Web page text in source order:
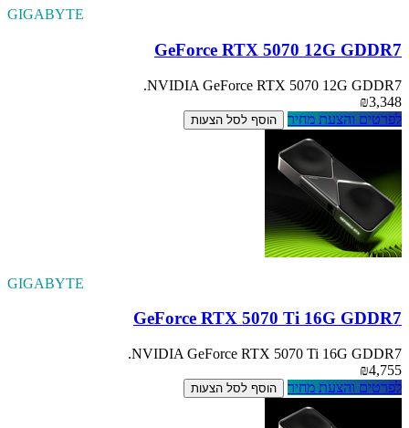
GIGABYTE
GeForce RTX 5070 12G GDDR7
NVIDIA GeForce RTX 5070 12G GDDR7.
₪3,348
לפרטים והצעת מחיר
הוסף לסל הצעות
GIGABYTE
GeForce RTX 5070 Ti 16G GDDR7
NVIDIA GeForce RTX 5070 Ti 16G GDDR7.
₪4,755
לפרטים והצעת מחיר
הוסף לסל הצעות